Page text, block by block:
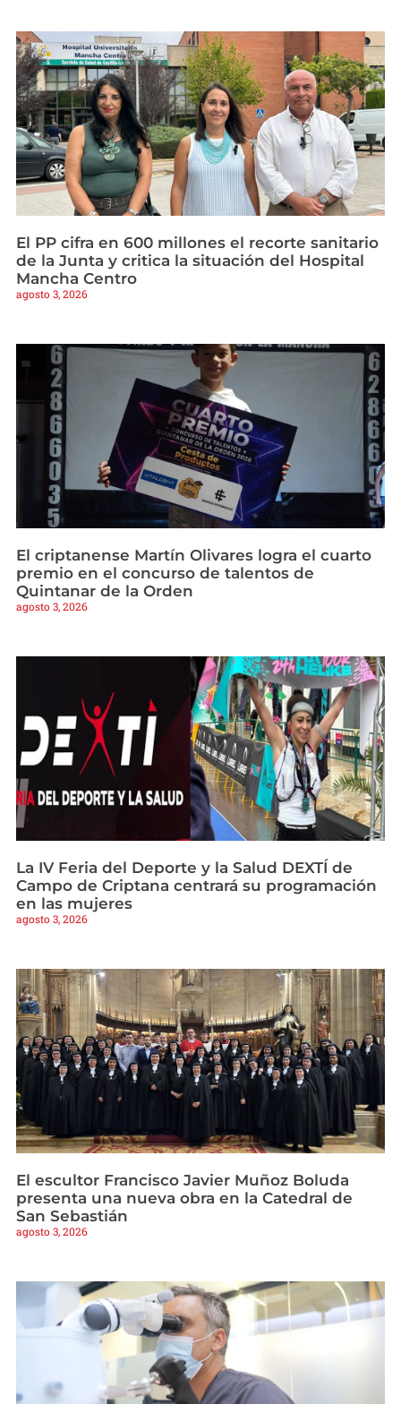
El PP cifra en 600 millones el recorte sanitario
de la Junta y critica la situación del Hospital
Mancha Centro
agosto 3, 2026
El criptanense Martín Olivares logra el cuarto
premio en el concurso de talentos de
Quintanar de la Orden
agosto 3, 2026
La IV Feria del Deporte y la Salud DEXTÍ de
Campo de Criptana centrará su programación
en las mujeres
agosto 3, 2026
El escultor Francisco Javier Muñoz Boluda
presenta una nueva obra en la Catedral de
San Sebastián
agosto 3, 2026